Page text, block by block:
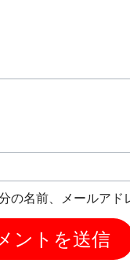
名前、メールアド